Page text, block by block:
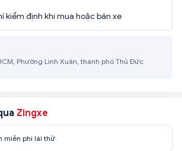
kiểm định khi mua hoặc bán xe
Phường Linh Xuân, thành phố Thủ Đức
Zingxe
miễn phí lái thử